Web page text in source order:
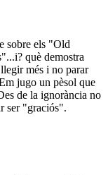
sobre els "Old
què demostra
més i no parar
jugo un pèsol que
de la ignorància no
ser "graciós".